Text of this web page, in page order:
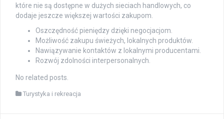
które nie są dostępne w dużych sieciach handlowych, co
dodaje jeszcze większej wartości zakupom.
Oszczędność pieniędzy dzięki negocjacjom.
Możliwość zakupu świeżych, lokalnych produktów.
Nawiązywanie kontaktów z lokalnymi producentami.
Rozwój zdolności interpersonalnych.
No related posts.
Turystyka i rekreacja